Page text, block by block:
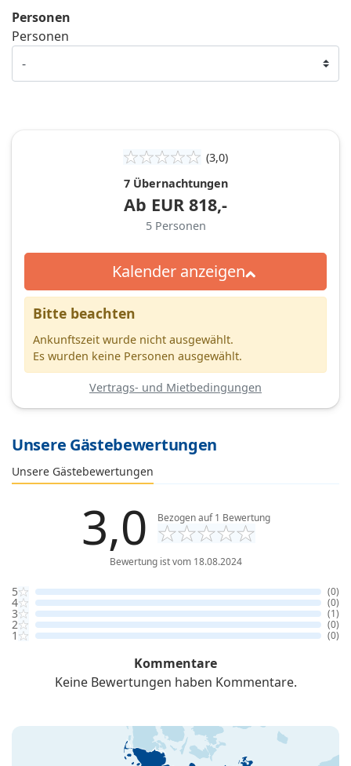
Personen
Personen
(3,0)
7 Übernachtungen
Ab EUR 818,-
5 Personen
Kalender anzeigen
Bitte beachten
Ankunftszeit wurde nicht ausgewählt.
Es wurden keine Personen ausgewählt.
Vertrags- und Mietbedingungen
Unsere Gästebewertungen
Unsere Gästebewertungen
3,0 Bezogen auf1 Bewertung
Bewertung ist vom 18.08.2024
5 (0)
4 (0)
3 (1)
2 (0)
1 (0)
Kommentare
Keine Bewertungen haben Kommentare.